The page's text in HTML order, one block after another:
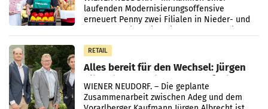
laufenden Modernisierungsoffensive
erneuert Penny zwei Filialen in Nieder- und
RETAIL
Alles bereit für den Wechsel: Jürgen
Albrecht setzt ab 1.1.2027 auf Adeg
WIENER NEUDORF. – Die geplante
Zusammenarbeit zwischen Adeg und dem